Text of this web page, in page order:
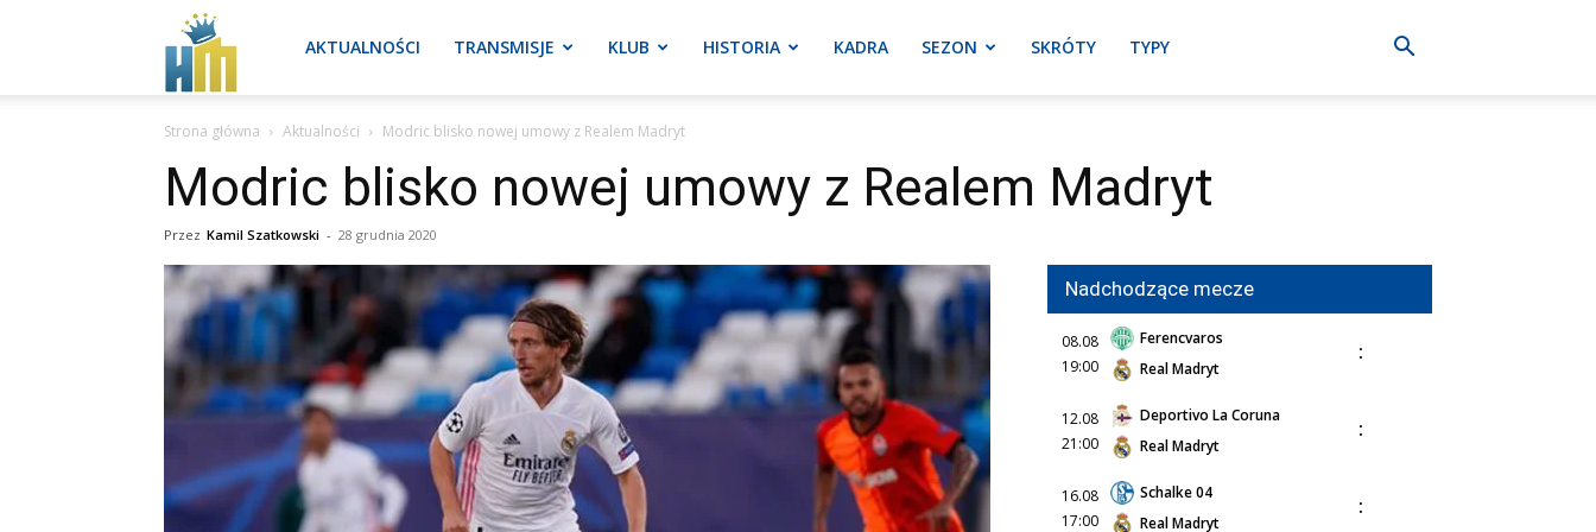
Real
Madryt
aktualności
AKTUALNOŚCI TRANSMISJE KLUB HISTORIA KADRA SEZON SKRÓTY TYPY
Strona główna Aktualności Modric blisko nowej umowy z Realem Madryt
Modric blisko nowej umowy z Realem Madryt
Przez Kamil Szatkowski - 28 grudnia 2020
Nadchodzące mecze
08.08
19:00
Ferencvaros
Real Madryt
:
12.08
21:00
Deportivo La Coruna
Real Madryt
:
16.08
17:00
Schalke 04
Real Madryt
: